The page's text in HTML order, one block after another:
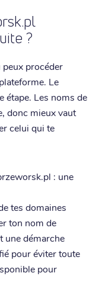
?
procéder
Le
étape. Les noms de
donc mieux vaut
celui qui te
: une
tes domaines
ton nom de
une démarche
pour éviter toute
pour